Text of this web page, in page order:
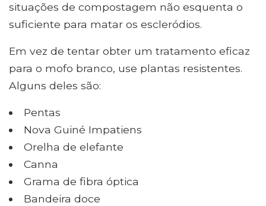
situações de compostagem não esquenta o
suficiente para matar os escleródios.
Em vez de tentar obter um tratamento eficaz
para o mofo branco, use plantas resistentes.
Alguns deles são:
Pentas
Nova Guiné Impatiens
Orelha de elefante
Canna
Grama de fibra óptica
Bandeira doce